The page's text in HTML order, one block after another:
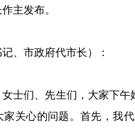
主发布。
、市政府代市长）：
士们、先生们，大家下
家关心的问题。首先，我